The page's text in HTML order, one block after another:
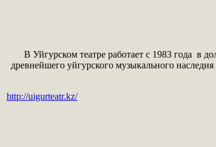
В Уйгурском театре работает с 1983 года в
древнейшего уйгурского музыкального
http://uigurteatr.kz/